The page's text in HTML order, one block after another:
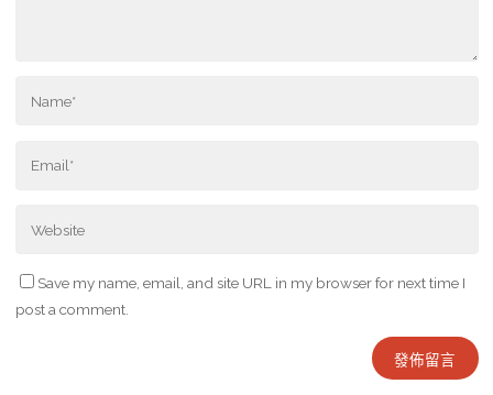
Save my name, email, and site URL in my browser for next time I
post a comment.